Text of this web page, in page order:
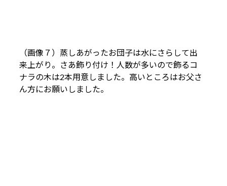
（画像７）蒸しあがったお団子は水にさらして出
来上がり。さあ飾り付け！人数が多いので飾るコ
ナラの木は2本用意しました。高いところはお父さ
ん方にお願いしました。